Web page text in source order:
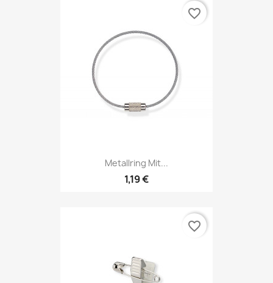
Metallring Mit...
1,19 €
favorite_border
favorite_border